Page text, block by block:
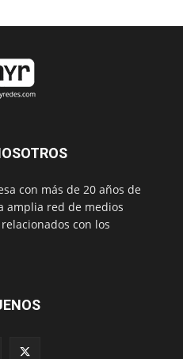
con más de 20 años de
amplia red de medios
con los